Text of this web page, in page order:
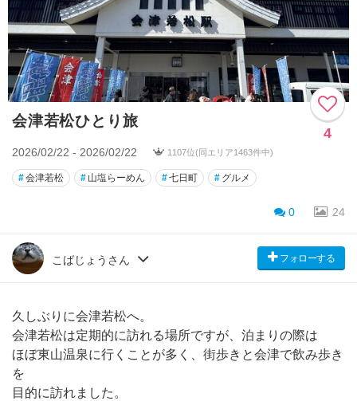
会津若松ひとり旅
4
2026/02/22 - 2026/02/22 1107位(同エリア1463件中)
#会津若松 # 山塩らーめん #七日町 # グルメ
0 24
こばじょうさん フォローする
久しぶりに会津若松へ。
会津若松は定期的に訪れる場所ですが、泊まりの際は
ほぼ東山温泉に行くことが多く、街歩きと会津で飲み歩き
を
目的に訪れました。